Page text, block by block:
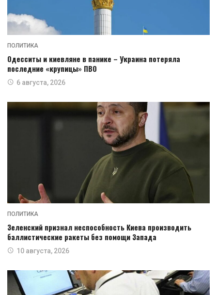
ПОЛИТИКА
Одесситы и киевляне в панике – Украина потеряла
последние «крупицы» ПВО
6 августа, 2026
ПОЛИТИКА
Зеленский признал неспособность Киева производить
баллистические ракеты без помощи Запада
10 августа, 2026